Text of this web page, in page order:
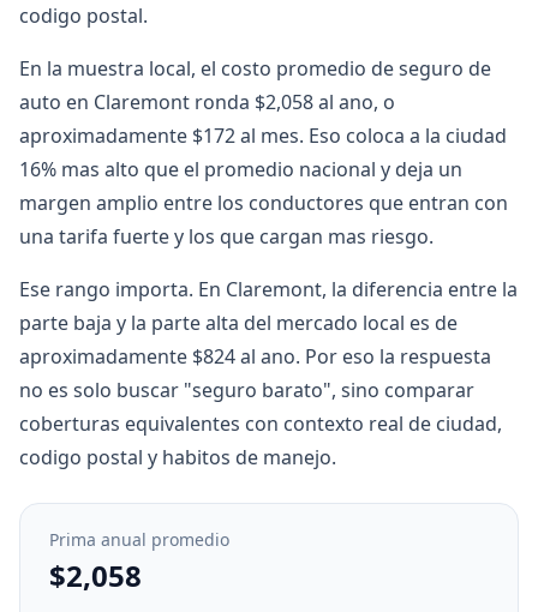
codigo postal.
En la muestra local, el costo promedio de seguro de
auto en Claremont ronda $2,058 al ano, o
aproximadamente $172 al mes. Eso coloca a la ciudad
16% mas alto que el promedio nacional y deja un
margen amplio entre los conductores que entran con
una tarifa fuerte y los que cargan mas riesgo.
Ese rango importa. En Claremont, la diferencia entre la
parte baja y la parte alta del mercado local es de
aproximadamente $824 al ano. Por eso la respuesta
no es solo buscar "seguro barato", sino comparar
coberturas equivalentes con contexto real de ciudad,
codigo postal y habitos de manejo.
Prima anual promedio
$2,058